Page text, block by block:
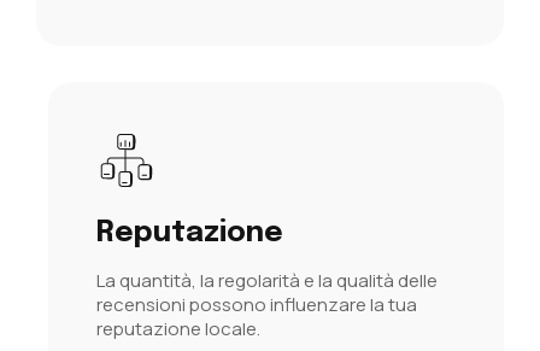
Reputazione
La quantità, la regolarità e la qualità delle
recensioni possono influenzare la tua
reputazione locale.